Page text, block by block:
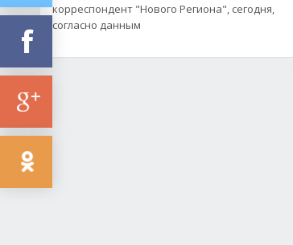
корреспондент "Нового Региона", сегодня,
согласно данным